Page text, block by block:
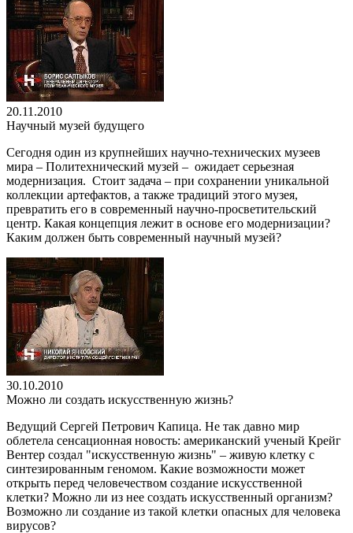
20.11.2010
Научный музей будущего
Сегодня один из крупнейших научно-технических музеев
мира – Политехнический музей – ожидает серьезная
модернизация. Стоит задача – при сохранении уникальной
коллекции артефактов, а также традиций этого музея,
превратить его в современный научно-просветительский
центр. Какая концепция лежит в основе его модернизации?
Каким должен быть современный научный музей?
30.10.2010
Можно ли создать искусственную жизнь?
Ведущий Сергей Петрович Капица. Не так давно мир
облетела сенсационная новость: американский ученый Крейг
Вентер создал "искусственную жизнь" – живую клетку с
синтезированным геномом. Какие возможности может
открыть перед человечеством создание искусственной
клетки? Можно ли из нее создать искусственный организм?
Возможно ли создание из такой клетки опасных для человека
вирусов?